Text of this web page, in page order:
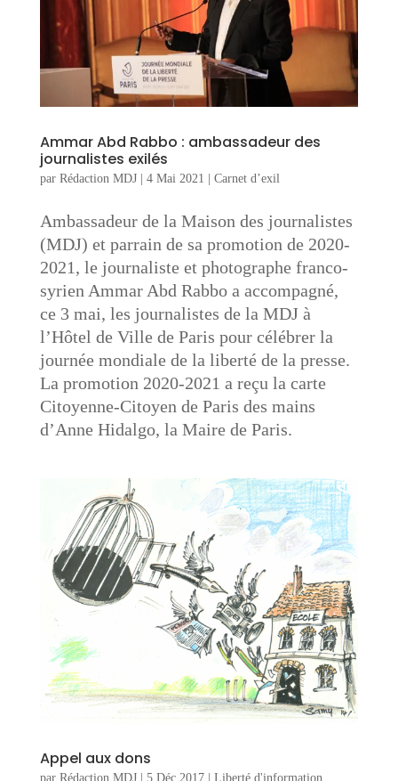
Ammar Abd Rabbo : ambassadeur des
journalistes exilés
par Rédaction MDJ| 4 Mai 2021 Carnet d’exil
Ambassadeur de la Maison des journalistes
(MDJ) et parrain de sa promotion de 2020-
2021, le journaliste et photographe franco-
syrien Ammar Abd Rabbo a accompagné,
ce 3 mai, les journalistes de la MDJ à
l’Hôtel de Ville de Paris pour célébrer la
journée mondiale de la liberté de la presse.
La promotion 2020-2021 a reçu la carte
Citoyenne-Citoyen de Paris des mains
d’Anne Hidalgo, la Maire de Paris.
Appel aux dons
par Rédaction MDJ| 5 Déc 2017| Liberté d'information